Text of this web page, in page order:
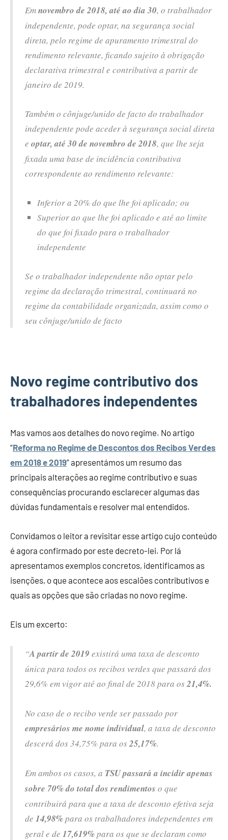
Emnovembro de 2018, até ao dia 30, o trabalhador
independente, pode optar, na segurança social
direta, pelo regime de apuramento trimestral do
rendimento relevante, ficando sujeito à obrigação
declarativa trimestral e contributiva a partir de
janeiro de 2019.
Também o cônjuge/unido de facto do trabalhador
independente pode aceder à segurança social direta
e optar, até 30 de novembro de 2018, que lhe seja
fixada uma base de incidência contributiva
correspondente ao rendimento relevante:
Inferior a 20% do que lhe foi aplicado; ou
Superior ao que lhe foi aplicado e até ao limite
do que foi fixado para o trabalhador
independente
Se o trabalhador independente não optar pelo
regime da declaração trimestral, continuará no
regime da contabilidade organizada, assim como o
seu cônjuge/unido de facto
Novo regime contributivo dos
trabalhadores independentes
Mas vamos aos detalhes do novo regime. No artigo
“Reforma no Regime de Descontos dos Recibos Verdes
em 2018 e 2019” apresentámos um resumo das
principais alterações ao regime contributivo e suas
consequências procurando esclarecer algumas das
dúvidas fundamentais e resolver mal entendidos.
Convidamos o leitor a revisitar esse artigo cujo conteúdo
é agora confirmado por este decreto-lei. Por lá
apresentamos exemplos concretos, identificamos as
isenções, o que acontece aos escalões contributivos e
quais as opções que são criadas no novo regime.
Eis um excerto:
“A partir de 2019 existirá uma taxa de desconto
única para todos os recibos verdes que passará dos
29,6% em vigor até ao final de 2018 para os21,4%.
No caso de o recibo verde ser passado por
empresários me nome individual, a taxa de desconto
descerá dos 34,75% para os25,17%.
Em ambos os casos, a TSU passará a incidir apenas
sobre 70% do total dos rendimentos o que
contribuirá para que a taxa de desconto efetiva seja
de 14,98%para os trabalhadores independentes em
geral e de 17,619%para os que se declaram como